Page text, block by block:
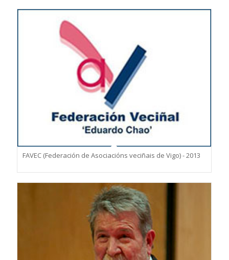
FAVEC (Federación de Asociacións veciñais de Vigo) - 2013